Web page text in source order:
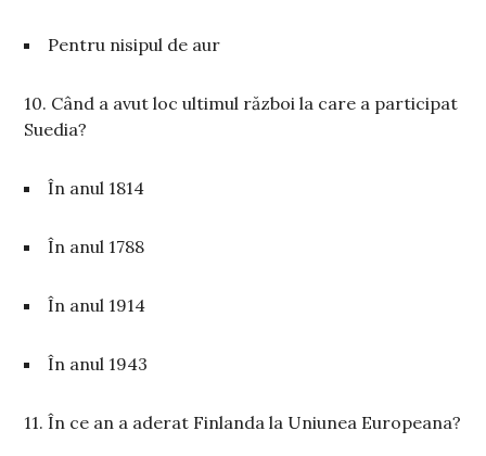
Pentru nisipul de aur
10. Când a avut loc ultimul război la care a participat
Suedia?
În anul 1814
În anul 1788
În anul 1914
În anul 1943
11. În ce an a aderat Finlanda la Uniunea Europeana?